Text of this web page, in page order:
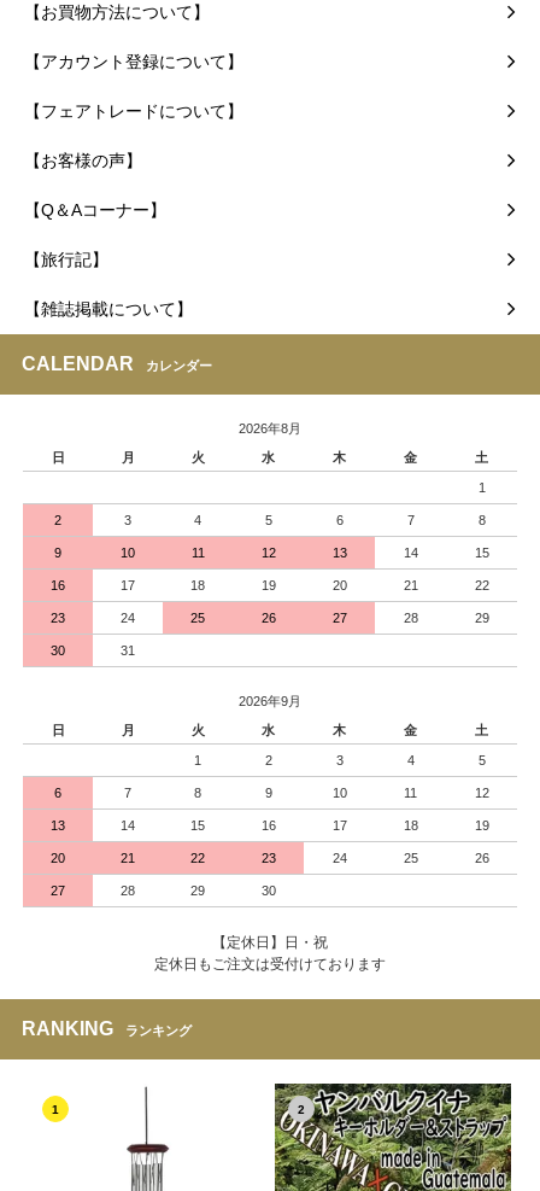
【お買物方法について】
【アカウント登録について】
【フェアトレードについて】
【お客様の声】
【Q＆Aコーナー】
【旅行記】
【雑誌掲載について】
CALENDAR カレンダー
2026年8月
日
月 火 水 木 金 土
1
2 3 4 5 6 7 8
9 10 11 12 13 14 15
16 17 18 19 20 21 22
23 24 25 26 27 28 29
30 31
2026年9月
日
月 火 水 木 金 土
1 2 3 4 5
6 7 8 9 10 11 12
13 14 15 16 17 18 19
20 21 22 23 24 25 26
27 28 29 30
【定休日】日・祝
定休日もご注文は受付けております
RANKING ランキング
1 2